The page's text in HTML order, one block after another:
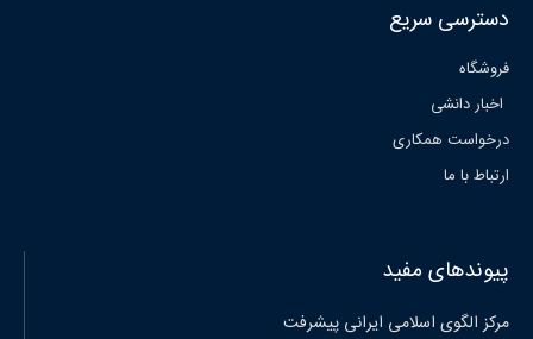
دسترسی سریع
فروشگاه
اخبار دانشی
درخواست همکاری
ارتباط با ما
پیوندهای مفید
مرکز الگوی اسلامی ایرانی پیشرفت